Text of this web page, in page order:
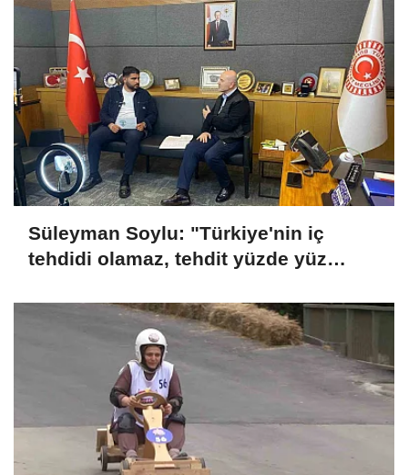
Süleyman Soylu: "Türkiye'nin iç
tehdidi olamaz, tehdit yüzde yüz